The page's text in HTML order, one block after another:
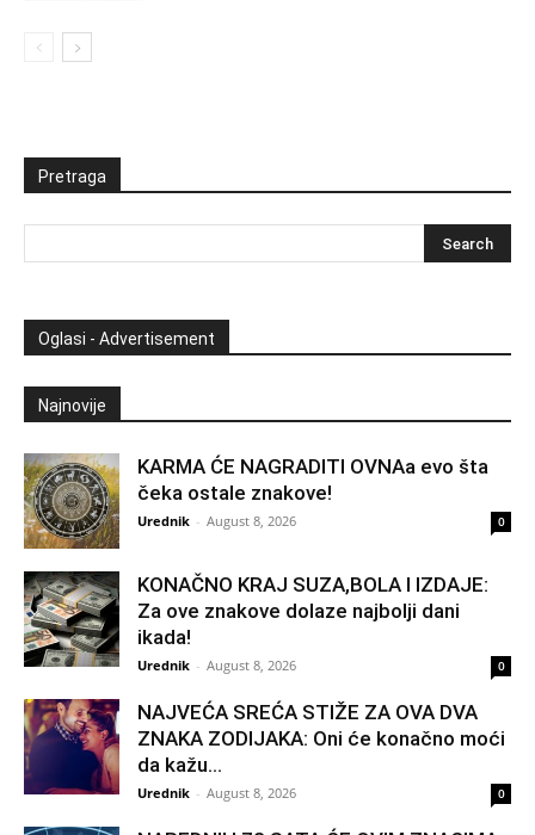
Pretraga
Oglasi - Advertisement
Najnovije
KARMA ĆE NAGRADITI OVNAa evo šta
čeka ostale znakove!
Urednik - August 8, 2026 0
KONAČNO KRAJ SUZA,BOLA I IZDAJE:
Za ove znakove dolaze najbolji dani
ikada!
Urednik - August 8, 2026 0
NAJVEĆA SREĆA STIŽE ZA OVA DVA
ZNAKA ZODIJAKA: Oni će konačno moći
da kažu...
Urednik - August 8, 2026 0